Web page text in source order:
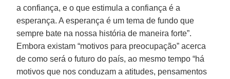
a confiança, e o que estimula a confiança é a
esperança. A esperança é um tema de fundo que
sempre bate na nossa história de maneira forte”.
Embora existam “motivos para preocupação” acerca
de como será o futuro do país, ao mesmo tempo “há
motivos que nos conduzam a atitudes, pensamentos